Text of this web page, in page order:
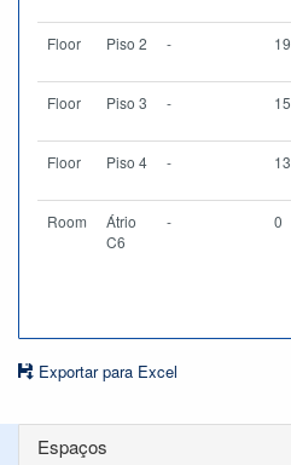
Floor Piso 2 - 19
Floor Piso 3 - 15
Floor Piso 4 - 13
Room
Átrio
C6
- 0
Exportar para Excel
Espaços